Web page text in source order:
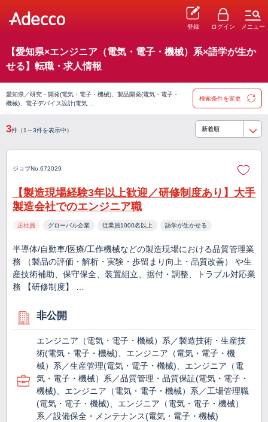
登録 ログイン メニュー
【愛知県×エンジニア（電気・電子・機械）系×語学が生か
せる】転職・求人情報
愛知県／研究・開発(電気・電子・機械)、製品開発(電気・電子・
機械)、電子デバイス設計(電気 …
検索条件を変更
3件（1～3件を表示中）
ジョブNo.672029
【製造現場経験3年以上歓迎／研修制度あり】大手
製造会社でのエンジニア職
正社員 グローバル企業 従業員1000名以上 語学が生かせる
半導体/自動車/医療/工作機械などの製造現場における品質管理業
務 （製品の評価・解析・実験・歩留まり向上・品質改善） や生
産技術補助、保守保全、装置組立、据付・調整、トラブル対応業
務 【研修制度】 …
非公開
エンジニア（電気・電子・機械）系／製造技術・生産技
術(電気・電子・機械)、エンジニア（電気・電子・機
械）系／生産管理(電気・電子・機械)、エンジニア（電
気・電子・機械）系／品質管理・品質保証(電気・電子・
機械)、エンジニア（電気・電子・機械）系／工場管理職
(電気・電子・機械)、エンジニア（電気・電子・機械）
系／設備保全・メンテナンス(電気・電子・機械)